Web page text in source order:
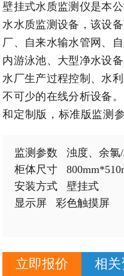
壁挂式水质监测仪是本
水水质监测设备，该设
厂、自来水输水管网、
内游泳池、大型净水设
水厂生产过程控制、水
不可少的在线分析设备。
和定制版，标准版监测
可以根据需要，删减参
名称等项目。
监测参数   浊度、余
柜体尺寸
安装方式   壁挂式
显示屏   彩色触摸屏
立即报价 相